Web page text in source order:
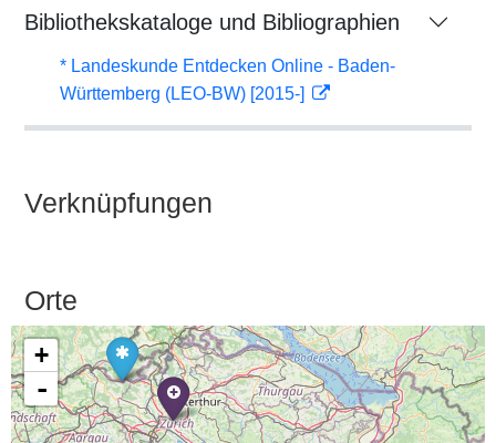
Bibliothekskataloge und Bibliographien
* Landeskunde Entdecken Online - Baden-
Württemberg (LEO-BW) [2015-]
Verknüpfungen
Orte
+
-